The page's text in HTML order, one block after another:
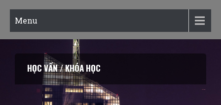
Menu
HỌC VẤN / KHÓA HỌC